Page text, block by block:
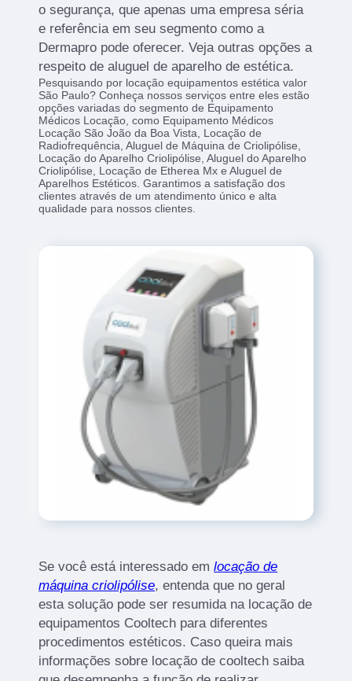
o segurança, que apenas uma empresa séria
e referência em seu segmento como a
Dermapro pode oferecer. Veja outras opções a
respeito de aluguel de aparelho de estética.
Pesquisando por locação equipamentos estética valor
São Paulo? Conheça nossos serviços entre eles estão
opções variadas do segmento de Equipamento
Médicos Locação, como Equipamento Médicos
Locação São João da Boa Vista, Locação de
Radiofrequência, Aluguel de Máquina de Criolipólise,
Locação do Aparelho Criolipólise, Aluguel do Aparelho
Criolipólise, Locação de Etherea Mx e Aluguel de
Aparelhos Estéticos. Garantimos a satisfação dos
clientes através de um atendimento único e alta
qualidade para nossos clientes.
Se você está interessado emlocação de
máquina criolipólise, entenda que no geral
esta solução pode ser resumida na locação de
equipamentos Cooltech para diferentes
procedimentos estéticos. Caso queira mais
informações sobre locação de cooltech saiba